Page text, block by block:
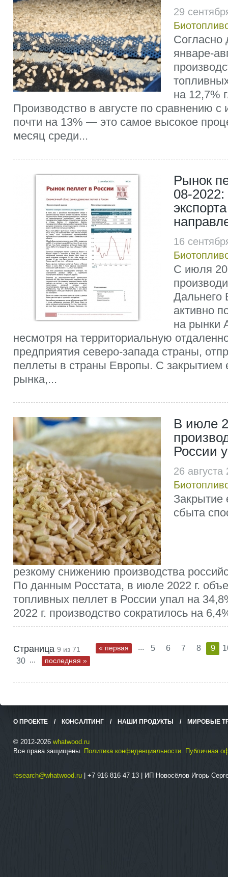
29
Согласно
январе-
на 12,7%
Производство в августе по сравнению
почти на 13% — это самое высокое
месяц среди...
Рынок
08-2022:
16
С июля
Дальнего
активно
на рынки
несмотря на территориальную
предприятия северо-запада страны,
пеллеты в страны Европы. С закрытием
рынка,...
В июле
России
26
Закрытие
сбыта
резкому снижению производства
По данным Росстата, в июле 2022 г.
топливных пеллет в России упал на
2022 г. производство сократилось на
Страница 9 из 71 « первая ... 5 6 7 8 9
30 ... последняя »
О ПРОЕКТЕ / КОНСАЛТИНГ / НАШИ ПРОДУКТЫ / МИРОВЫЕ
© 2012-2026 whatwood.ru
Все права защищены. Политика конфиденциальности. Публичная
research@whatwood.ru | +7 916 816 47 13 | ИП Новосёлов Игорь